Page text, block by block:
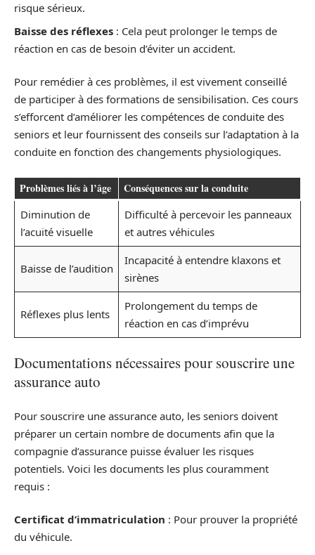
risque sérieux.
Baisse des réflexes : Cela peut prolonger le temps de
réaction en cas de besoin d’éviter un accident.
Pour remédier à ces problèmes, il est vivement conseillé
de participer à des formations de sensibilisation. Ces cours
s’efforcent d’améliorer les compétences de conduite des
seniors et leur fournissent des conseils sur l’adaptation à la
conduite en fonction des changements physiologiques.
Problèmes liés à l’âge Conséquences sur la conduite
Diminution de
l’acuité visuelle
Difficulté à percevoir les panneaux
et autres véhicules
Baisse de l’audition
Incapacité à entendre klaxons et
sirènes
Réflexes plus lents
Prolongement du temps de
réaction en cas d’imprévu
Documentations nécessaires pour souscrire une
assurance auto
Pour souscrire une assurance auto, les seniors doivent
préparer un certain nombre de documents afin que la
compagnie d’assurance puisse évaluer les risques
potentiels. Voici les documents les plus couramment
requis :
Certificat d’immatriculation : Pour prouver la propriété
du véhicule.